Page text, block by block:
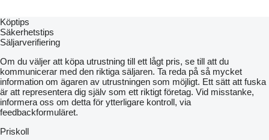
Köptips
Säkerhetstips
Säljarverifiering
Om du väljer att köpa utrustning till ett lågt pris, se till att du
kommunicerar med den riktiga säljaren. Ta reda på så mycket
information om ägaren av utrustningen som möjligt. Ett sätt att fuska
är att representera dig själv som ett riktigt företag. Vid misstanke,
informera oss om detta för ytterligare kontroll, via
feedbackformuläret.
Priskoll